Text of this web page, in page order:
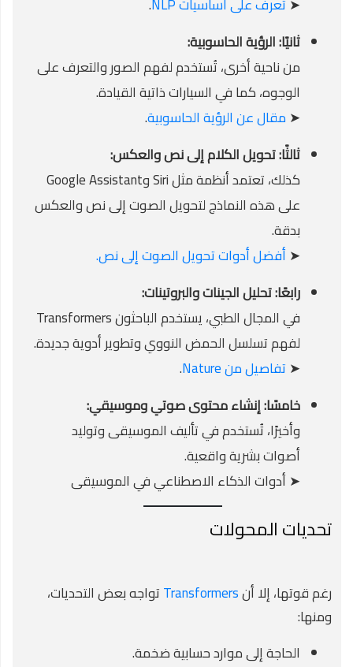
ثانيًا: الرؤية الحاسوبية:
من ناحية أخرى، تُستخدم لفهم الصور والتعرف على
الوجوه، كما في السيارات ذاتية القيادة.
➤ مقال عن الرؤية الحاسوبية.
ثالثًا: تحويل الكلام إلى نص والعكس:
كذلك، تعتمد أنظمة مثل Siri وGoogle Assistant
على هذه النماذج لتحويل الصوت إلى نص والعكس
بدقة.
➤ أفضل أدوات تحويل الصوت إلى نص.
رابعًا: تحليل الجينات والبروتينات:
في المجال الطبي، يستخدم الباحثون Transformers
لفهم تسلسل الحمض النووي وتطوير أدوية جديدة.
➤ تفاصيل من Nature
.
خامسًا: إنشاء محتوى صوتي وموسيقي:
وأخيرًا، تُستخدم في تأليف الموسيقى وتوليد
أصوات بشرية واقعية.
➤ أدوات الذكاء الاصطناعي في الموسيقى
تحديات المحولات
رغم قوتها، إلا أن
تواجه بعض التحديات،
ومنها:
الحاجة إلى موارد حسابية ضخمة.